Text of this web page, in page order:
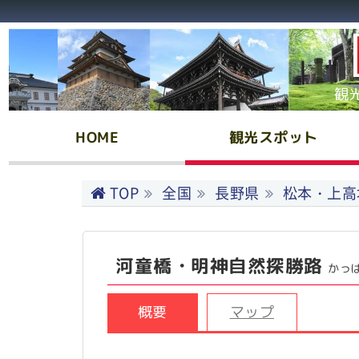
観
HOME 観光スポット
TOP 全国 長野県 松本・上
河童橋・明神自然探勝路 かっ
概要 マップ